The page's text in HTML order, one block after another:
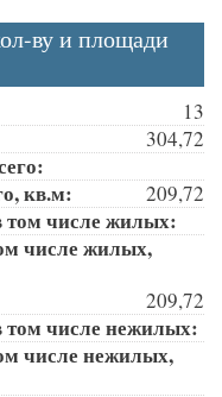
ву и площади
13
304,72
кв.м:
209,72
числе жилых:
числе жилых,
209,72
числе нежилых:
числе нежилых,